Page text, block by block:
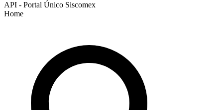
API - Portal Único Siscomex
Home